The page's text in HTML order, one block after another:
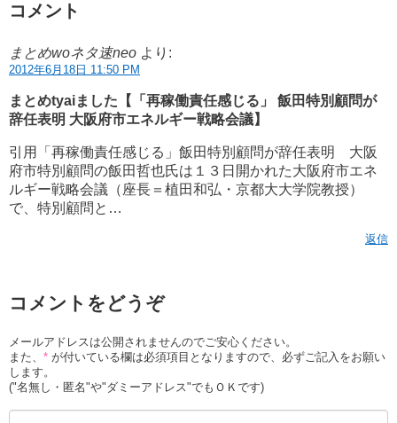
コメント
まとめwoネタ速neo より:
2012年6月18日 11:50 PM
まとめtyaiました【「再稼働責任感じる」 飯田特別顧問が
辞任表明 大阪府市エネルギー戦略会議】
引用「再稼働責任感じる」飯田特別顧問が辞任表明 大阪
府市特別顧問の飯田哲也氏は１３日開かれた大阪府市エネ
ルギー戦略会議（座長＝植田和弘・京都大大学院教授）
で、特別顧問と…
返信
コメントをどうぞ
メールアドレスは公開されませんのでご安心ください。
また、 * が付いている欄は必須項目となりますので、必ずご記入をお願い
します。
("名無し・匿名"や"ダミーアドレス"でもＯＫです)